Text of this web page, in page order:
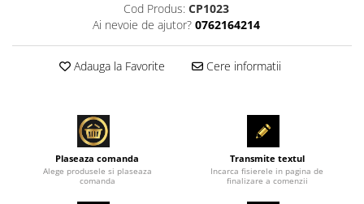
Cod Produs: CP1023
Ai nevoie de ajutor? 0762164214
Adauga la Favorite Cere informatii
Plaseaza comanda
Alege produsele si plaseaza
comanda
Transmite textul
Incarca fisierele in pagina de
finalizare a comenzii